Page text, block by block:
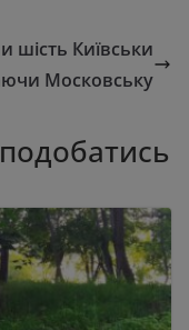
шість Київськи
Московську